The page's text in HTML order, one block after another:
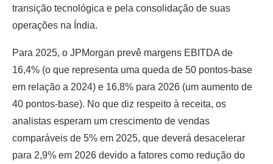
transição tecnológica e pela consolidação de suas
operações na Índia.
Para 2025, o JPMorgan prevê margens EBITDA de
16,4% (o que representa uma queda de 50 pontos-base
em relação a 2024) e 16,8% para 2026 (um aumento de
40 pontos-base). No que diz respeito à receita, os
analistas esperam um crescimento de vendas
comparáveis de 5% em 2025, que deverá desacelerar
para 2,9% em 2026 devido a fatores como redução do